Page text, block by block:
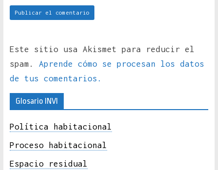
Este sitio usa Akismet para reducir el
spam. Aprende cómo se procesan los datos
de tus comentarios.
Glosario INVI
Política habitacional
Proceso habitacional
Espacio residual